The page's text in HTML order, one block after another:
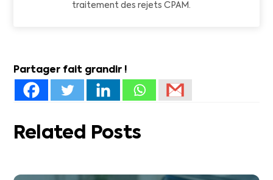
traitement des rejets CPAM.
Partager fait grandir !
Related Posts